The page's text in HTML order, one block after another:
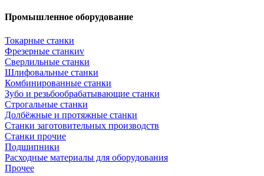
Промышленное оборудование
Токарные станки
Фрезерные станкиv
Сверлильные станки
Шлифовальные станки
Комбинированные станки
Зубо и резьбообрабатывающие станки
Строгальные станки
Долбёжные и протяжные станки
Станки заготовительных производств
Станки прочие
Подшипники
Расходные материалы для оборудования
Прочее